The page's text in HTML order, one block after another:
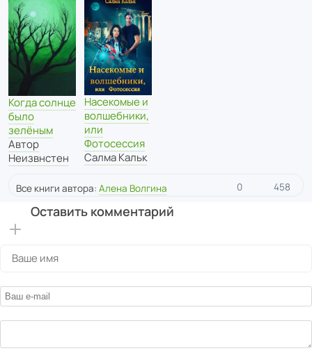
Когда солнце
было
зелёным
Автор
Неизвнстен
Насекомые и
волшебники,
или
Фотосессия
Салма Кальк
Все книги автора: Алена Волгина 0 458
Оставить комментарий